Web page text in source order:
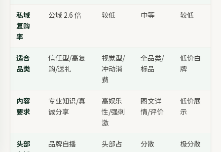
私域
复购
率
公域 2.6 倍 较低 中等 较低
适合
品类
信任型/高复
购/送礼
视觉型/
冲动消
费
全品类/
标品
低价白
牌
内容
要求
专业知识/真
诚分享
高娱乐
性/强刺
激
图文详
情/评价
低价展
示
头部
品牌自播
头部占
分散 极分散